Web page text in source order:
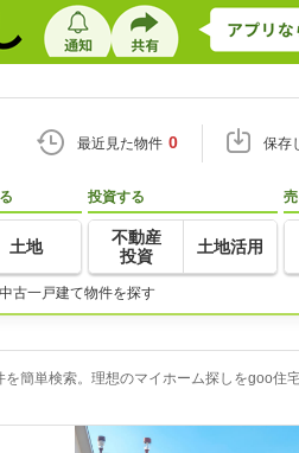
最近見た物件 0 保存
土地
投資する
不動産
投資
土地活用
古一戸建て物件を探す
簡単検索。理想のマイホーム探しをgoo住